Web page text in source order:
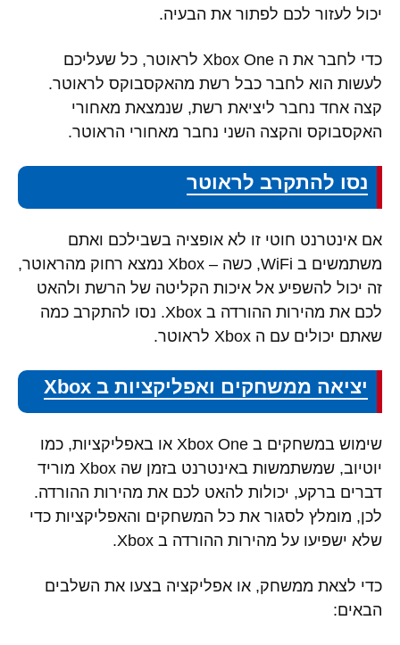
יכול לעזור לכם לפתור את הבעיה.
כדי לחבר את ה Xbox One לראוטר, כל שעליכם
לעשות הוא לחבר כבל רשת מהאקסבוקס לראוטר.
קצה אחד נחבר ליציאת רשת, שנמצאת מאחורי
האקסבוקס והקצה השני נחבר מאחורי הראוטר.
נסו להתקרב לראוטר
אם אינטרנט חוטי זו לא אופציה בשבילכם ואתם
משתמשים ב WiFi, כשה – Xbox נמצא רחוק מהראוטר,
זה יכול להשפיע אל איכות הקליטה של הרשת ולהאט
לכם את מהירות ההורדה ב Xbox. נסו להתקרב כמה
שאתם יכולים עם ה Xbox לראוטר.
יציאה ממשחקים ואפליקציות ב Xbox
שימוש במשחקים ב Xbox One או באפליקציות, כמו
יוטיוב, שמשתמשות באינטרנט בזמן שה Xbox מוריד
דברים ברקע, יכולות להאט לכם את מהירות ההורדה.
לכן, מומלץ לסגור את כל המשחקים והאפליקציות כדי
שלא ישפיעו על מהירות ההורדה ב Xbox.
כדי לצאת ממשחק, או אפליקציה בצעו את השלבים
הבאים: